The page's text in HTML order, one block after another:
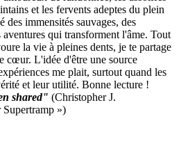
et les fervents adeptes du plein
des immensités sauvages, des
aventures qui transforment l'âme. Tout
la vie à pleines dents, je te partage
cœur. L'idée d'être une source
me plait, surtout quand les
et leur utilité. Bonne lecture !
shared" (Christopher J.
»)